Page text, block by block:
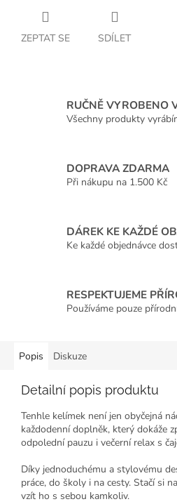
ZEPTAT SE SDÍLET
RUČNĚ VYROBENO
Všechny produkty
DOPRAVA ZDARMA
Při nákupu na 1.500 Kč
DÁREK KE KAŽDÉ
Ke každé objednávce
RESPEKTUJEME
Používáme pouze
Popis Diskuze
Detailní popis produktu
Tenhle kelímek není jen obyčejná
každodenní doplněk, který dokáže
odpolední pauzu i večerní relax s
Díky jednoduchému a stylovému
práce, do školy i na cesty. Stačí si
vzít ho s sebou kamkoliv.